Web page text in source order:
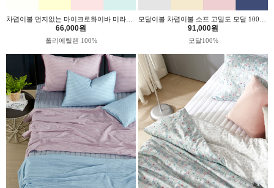
66,000원
폴리에틸렌 100%
91,000원
모달100%